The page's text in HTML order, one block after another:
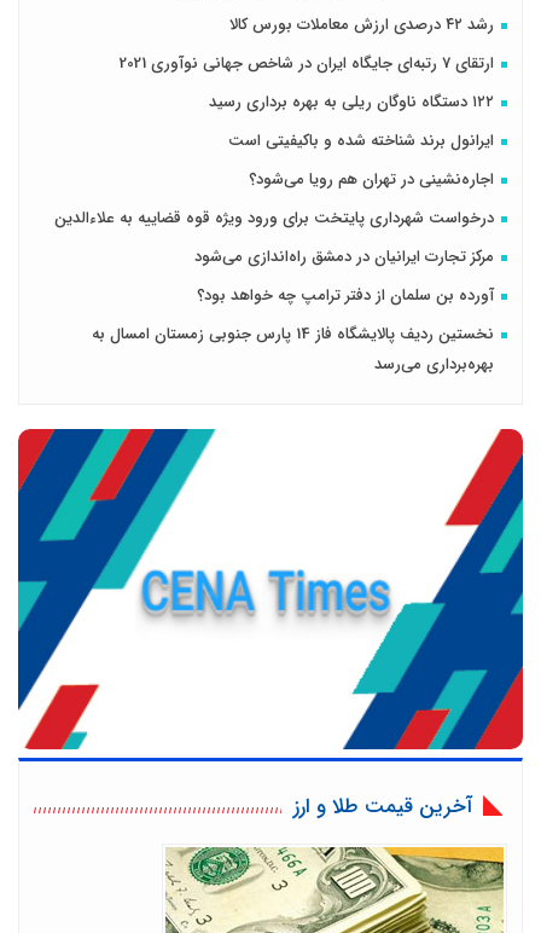
رشد ۴۲ درصدی ارزش معاملات بورس کالا
ارتقای 7 رتبه‌ای جایگاه ایران در شاخص جهانی نوآوری 2021
۱۲۲ دستگاه ناوگان ریلی به بهره برداری رسید
ایرانول برند شناخته شده و باکیفیتی است
اجاره‌نشینی در تهران هم رویا می‌شود؟
درخواست شهرداری پایتخت برای ورود ویژه قوه قضاییه به علاءالدین
مرکز تجارت ایرانیان در دمشق راه‌اندازی می‌شود
آورده بن سلمان از دفتر ترامپ چه خواهد بود؟
نخستین ردیف پالایشگاه فاز 14 پارس جنوبی زمستان امسال به
بهره‌برداری می‌رسد
آخرین قیمت طلا و ارز